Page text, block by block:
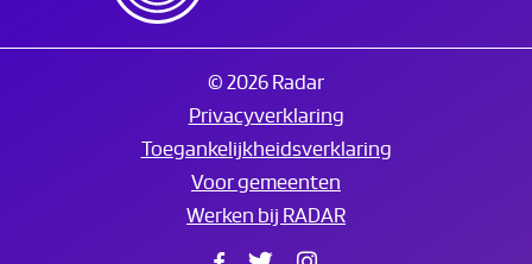
© 2026 Radar
Privacyverklaring
Toegankelijkheidsverklaring
Voor gemeenten
Werken bij RADAR
Facebook
Twitter